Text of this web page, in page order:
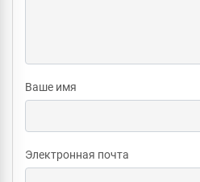
Ваше имя
Электронная почта